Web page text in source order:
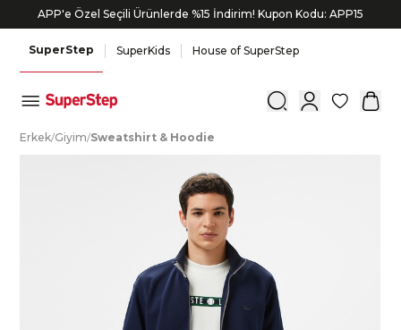
APP'e Özel Seçili Ürünlerde %15 İndirim! Kupon Kodu: APP15
Bonus kartlara özel vade farksız taksit seçenekleri!
SuperStep
SuperKids House of SuperStep
0
Erkek/Giyim/Sweatshirt & Hoodie